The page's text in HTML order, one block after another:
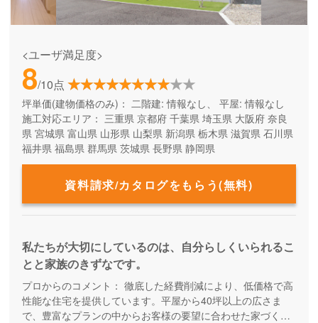
<ユーザ満足度>
8/10点
坪単価(建物価格のみ)： 二階建: 情報なし、 平屋: 情報なし
施工対応エリア： 三重県 京都府 千葉県 埼玉県 大阪府 奈良
県 宮城県 富山県 山形県 山梨県 新潟県 栃木県 滋賀県 石川県
福井県 福島県 群馬県 茨城県 長野県 静岡県
資料請求/カタログをもらう(無料)
私たちが大切にしているのは、自分らしくいられるこ
とと家族のきずなです。
プロからのコメント： 徹底した経費削減により、低価格で高
性能な住宅を提供しています。平屋から40坪以上の広さま
で、豊富なプランの中からお客様の要望に合わせた家づくり